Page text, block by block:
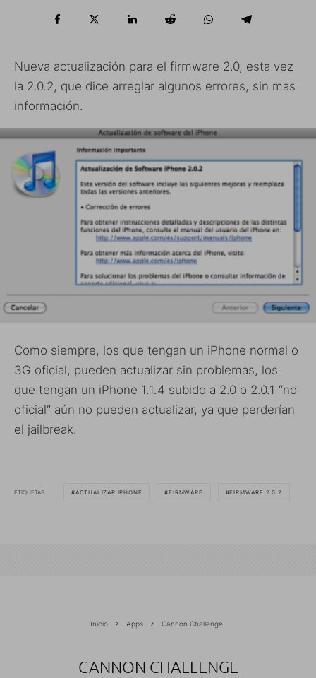
Nueva actualización para el firmware 2.0, esta vez
la 2.0.2, que dice arreglar algunos errores, sin mas
información.
Como siempre, los que tengan un iPhone normal o
3G oficial, pueden actualizar sin problemas, los
que tengan un iPhone 1.1.4 subido a 2.0 o 2.0.1 “no
oficial” aún no pueden actualizar, ya que perderían
el jailbreak.
ETIQUETAS ACTUALIZAR IPHONE FIRMWARE FIRMWARE 2.0.2
Inicio Apps Cannon Challenge
CANNON CHALLENGE